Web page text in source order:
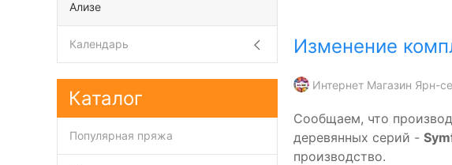
Изменение
Интернет Магазин Ярн-
Сообщаем, что
деревянных серий -
производство.
Ализе
Календарь
Каталог
Популярная пряжа